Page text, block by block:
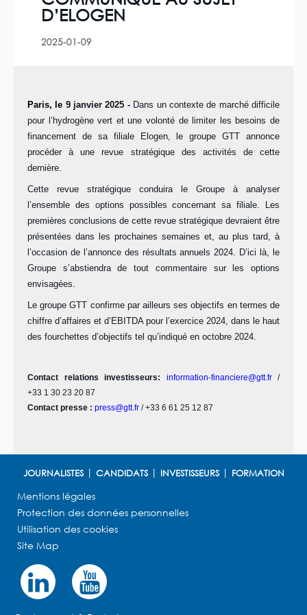
D’ELOGEN
2025-01-09
Paris, le 9 janvier 2025 - Dans un contexte de marché difficile
pour l’hydrogène vert et une volonté de limiter les besoins de
financement de sa filiale Elogen, le groupe GTT annonce
procéder à une revue stratégique des activités de cette
dernière.
Cette revue stratégique conduira le Groupe à analyser
l’ensemble des options possibles concernant sa filiale.
Les
premières conclusions de cette revue stratégique devraient être
présentées dans les prochaines semaines et, au plus tard, à
l’occasion de l’annonce des résultats annuels 2024. D’ici là, le
Groupe s’abstiendra de tout commentaire sur les options
envisagées.
Le groupeGTT confirme par ailleurs ses objectifs en termes de
chiffre d’affaires et d’EBITDA pour l’exercice 2024, dans le haut
des fourchettes d’objectifs tel qu’indiqué en octobre 2024.
Contact relations investisseurs: information-financiere@gtt.fr/
+33 1 30 23 20 87
Contact presse : press@gtt.fr /+33 6 61 25 12 87
JOURNALISTES CANDIDATS INVESTISSEURS FORMATION
Mentions légales
Protection des données personnelles
Utilisation des cookies
Site Map